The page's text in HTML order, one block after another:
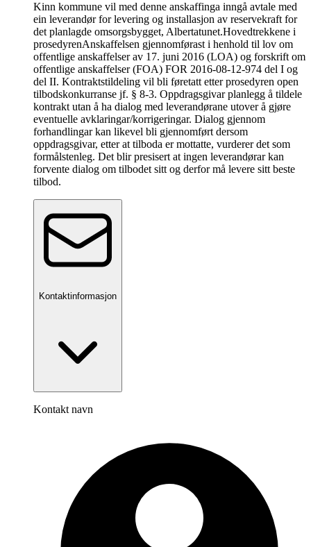
Kinn kommune vil med denne anskaffinga inngå avtale med
ein leverandør for levering og installasjon av reservekraft for
det planlagde omsorgsbygget, Albertatunet.Hovedtrekkene i
prosedyrenAnskaffelsen gjennomførast i henhold til lov om
offentlige anskaffelser av 17. juni 2016 (LOA) og forskrift om
offentlige anskaffelser (FOA) FOR 2016-08-12-974 del I og
del II. Kontraktstildeling vil bli føretatt etter prosedyren open
tilbodskonkurranse jf. § 8-3. Oppdragsgivar planlegg å tildele
kontrakt utan å ha dialog med leverandørane utover å gjøre
eventuelle avklaringar/korrigeringar. Dialog gjennom
forhandlingar kan likevel bli gjennomført dersom
oppdragsgivar, etter at tilboda er mottatte, vurderer det som
formålstenleg. Det blir presisert at ingen leverandørar kan
forvente dialog om tilbodet sitt og derfor må levere sitt beste
tilbod.
Kontaktinformasjon
Kontakt navn